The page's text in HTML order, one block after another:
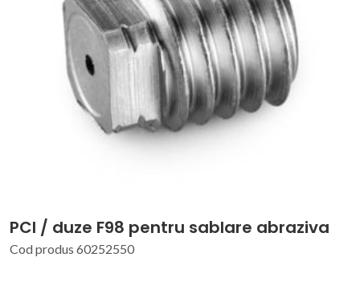
PCI / duze F98 pentru sablare abraziva
Cod produs 60252550